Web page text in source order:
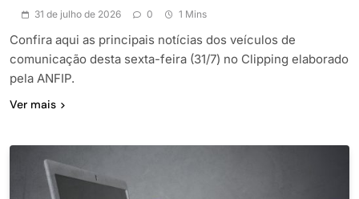
31 de julho de 2026 0 1 Mins
Confira aqui as principais notícias dos veículos de
comunicação desta sexta-feira (31/7) no Clipping elaborado
pela ANFIP.
Ver mais